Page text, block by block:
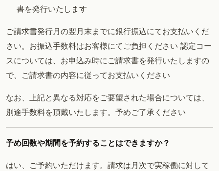
書を発行いたします
ご請求書発行月の翌月末までに銀行振込にてお支払いくだ
さい。お振込手数料はお客様にてご負担ください 認定コー
スについては、お申込み時にご請求書を発行いたしますの
で、ご請求書の内容に従ってお支払いください
なお、上記と異なる対応をご要望された場合については、
別途手数料を頂戴いたします。予めご了承ください
予め回数や期間を予約することはできますか？
はい、ご予約いただけます。請求は月次で実稼働に対して